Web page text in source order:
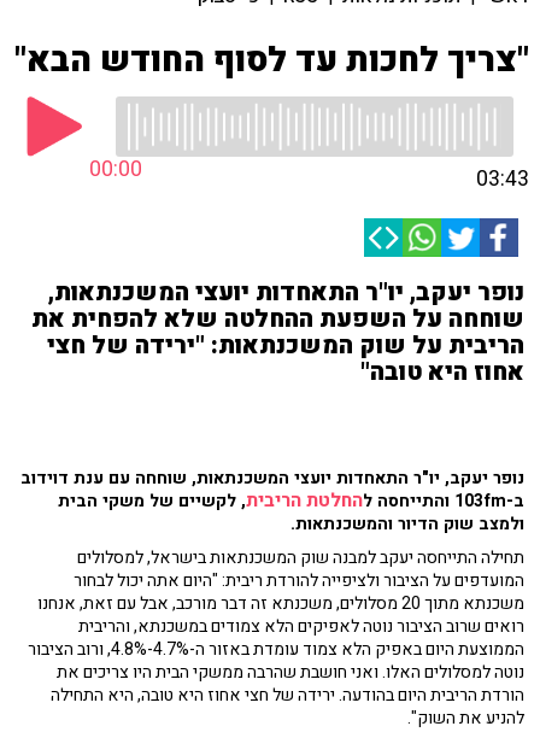
"צריך לחכות עד לסוף החודש הבא"
00:00 03:43
נופר יעקב, יו"ר התאחדות יועצי המשכנתאות,
שוחחה על השפעת ההחלטה שלא להפחית את
הריבית על שוק המשכנתאות: "ירידה של חצי
אחוז היא טובה"
נופר יעקב, יו"ר התאחדות יועצי המשכנתאות, שוחחה עם ענת דוידוב
ב-103fm והתייחסה ל
החלטת הריבית, לקשיים של משקי הבית
ולמצב שוק הדיור והמשכנתאות.
תחילה התייחסה יעקב למבנה שוק המשכנתאות בישראל, למסלולים
המועדפים על הציבור ולציפייה להורדת ריבית: "היום אתה יכול לבחור
משכנתא מתוך 20 מסלולים, משכנתא זה דבר מורכב, אבל עם זאת, אנחנו
רואים שרוב הציבור נוטה לאפיקים הלא צמודים במשכנתא, והריבית
הממוצעת היום באפיק הלא צמוד עומדת באזור ה-4.7%-4.8%, ורוב הציבור
נוטה למסלולים האלו. ואני חושבת שהרבה ממשקי הבית היו צריכים את
הורדת הריבית היום בהודעה. ירידה של חצי אחוז היא טובה, היא התחילה
להניע את השוק".